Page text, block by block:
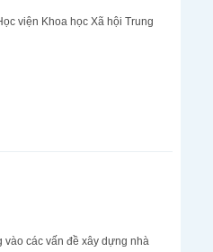
viện Khoa học Xã hội Trung
vào các vấn đề xây dựng nhà